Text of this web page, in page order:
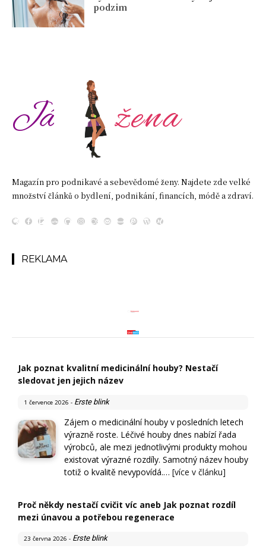
podzim
Já žena
Magazín pro podnikavé a sebevědomé ženy. Najdete zde velké
množství článků o bydlení, podnikání, financích, módě a zdraví.
REKLAMA
Jak poznat kvalitní medicinální houby? Nestačí
sledovat jen jejich název
1 července 2026 - Erste blink
Zájem o medicinální houby v posledních letech
výrazně roste. Léčivé houby dnes nabízí řada
výrobců, ale mezi jednotlivými produkty mohou
existovat výrazné rozdíly. Samotný název houby
totiž o kvalitě nevypovídá.… [více v článku]
Proč někdy nestačí cvičit víc aneb Jak poznat rozdíl
mezi únavou a potřebou regenerace
23 června 2026 - Erste blink